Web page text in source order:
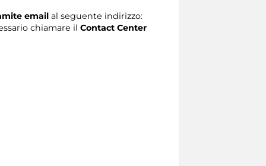
email al seguente indirizzo:
chiamare il Contact Center